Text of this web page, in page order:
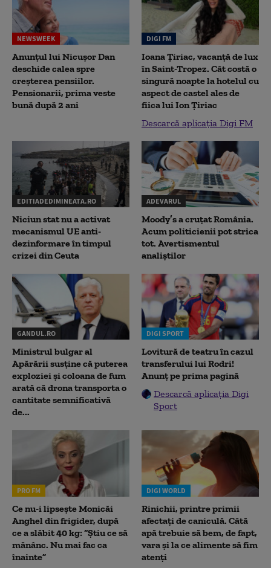
NEWSWEEK
Anunțul lui Nicușor Dan
deschide calea spre
creșterea pensiilor.
Pensionarii, prima veste
bună după 2 ani
DIGI FM
Ioana Țiriac, vacanță de lux
în Saint-Tropez. Cât costă o
singură noapte la hotelul cu
aspect de castel ales de
fiica lui Ion Țiriac
Descarcă aplicația Digi FM
EDITIADEDIMINEATA.RO
Niciun stat nu a activat
mecanismul UE anti-
dezinformare în timpul
crizei din Ceuta
ADEVARUL
Moody’s a cruțat România.
Acum politicienii pot strica
tot. Avertismentul
analiștilor
GANDUL.RO
Ministrul bulgar al
Apărării susține că puterea
exploziei și coloana de fum
arată că drona transporta o
cantitate semnificativă
de...
DIGI SPORT
Lovitură de teatru în cazul
transferului lui Rodri!
Anunț pe prima pagină
Descarcă aplicația Digi
Sport
PRO FM
Ce nu-i lipsește Monicăi
Anghel din frigider, după
ce a slăbit 40 kg: “Știu ce să
mănânc. Nu mai fac ca
înainte”
DIGI WORLD
Rinichii, printre primii
afectați de caniculă. Câtă
apă trebuie să bem, de fapt,
vara și la ce alimente să fim
atenți